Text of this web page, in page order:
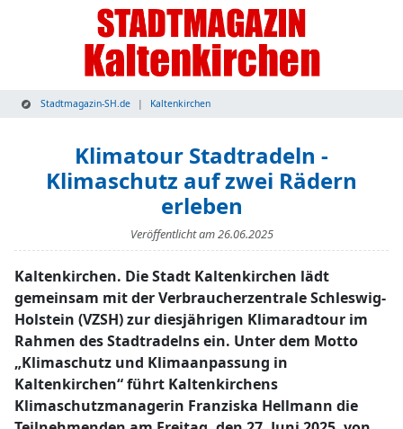
Stadtmagazin-SH.de Kaltenkirchen
Klimatour Stadtradeln -
Klimaschutz auf zwei Rädern
erleben
Veröffentlicht am26.06.2025
Kaltenkirchen. Die Stadt Kaltenkirchen lädt
gemeinsam mit der Verbraucherzentrale Schleswig-
Holstein (VZSH) zur diesjährigen Klimaradtour im
Rahmen des Stadtradelns ein. Unter dem Motto
„Klimaschutz und Klimaanpassung in
Kaltenkirchen“ führt Kaltenkirchens
Klimaschutzmanagerin Franziska Hellmann die